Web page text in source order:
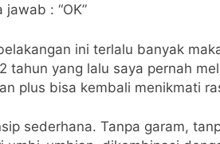
: “OK”
ini terlalu banyak
tahun yang lalu saya pernah
plus bisa kembali menikmati
sederhana. Tanpa garam,